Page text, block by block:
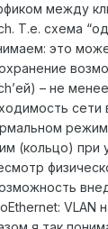
между
Т.е. схема
это
– не
сети
(кольцо) при
VLAN